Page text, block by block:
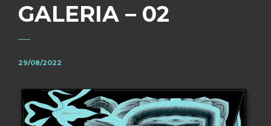
GALERIA – 02
29/08/2022